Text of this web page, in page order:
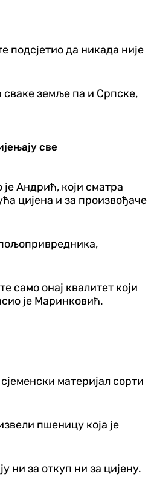
подсјетио да никада није
земље па и Српске,
све
Андрић, који сматра
цијена и за произвођаче
само онај квалитет који
је Маринковић.
материјал сорти
пшеницу која је
ни за откуп ни за цијену.